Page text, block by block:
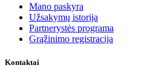
Mano paskyra
Užsakymų istorija
Partnerystės programa
Grąžinimo registracija
Kontaktai